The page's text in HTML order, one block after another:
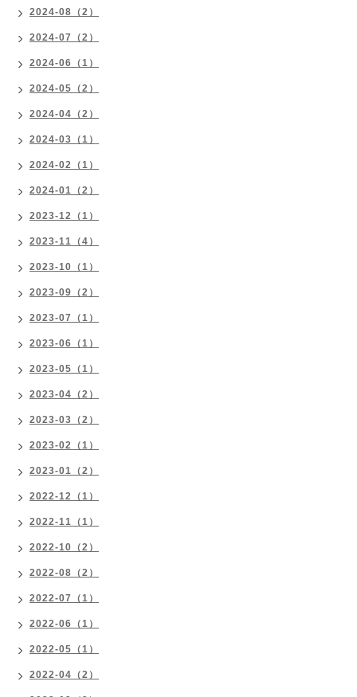
2024-08（2）
2024-07（2）
2024-06（1）
2024-05（2）
2024-04（2）
2024-03（1）
2024-02（1）
2024-01（2）
2023-12（1）
2023-11（4）
2023-10（1）
2023-09（2）
2023-07（1）
2023-06（1）
2023-05（1）
2023-04（2）
2023-03（2）
2023-02（1）
2023-01（2）
2022-12（1）
2022-11（1）
2022-10（2）
2022-08（2）
2022-07（1）
2022-06（1）
2022-05（1）
2022-04（2）